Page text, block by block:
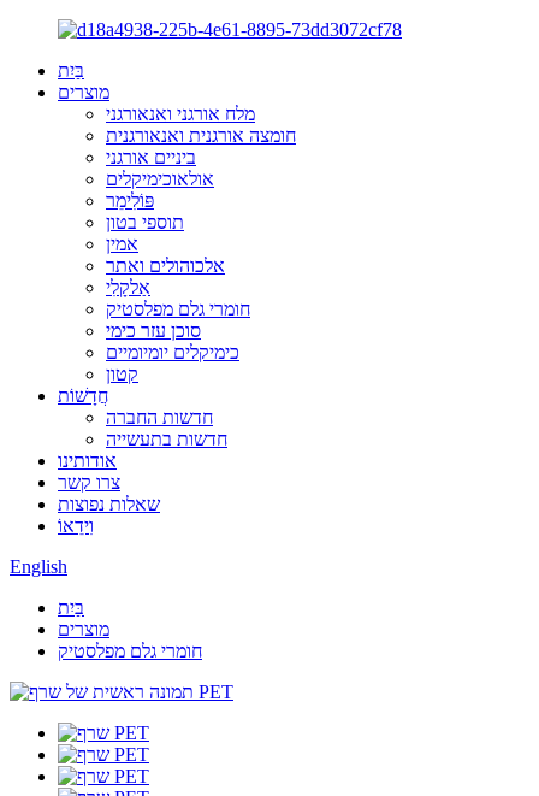
בַּיִת
מוצרים
מלח אורגני ואנאורגני
חומצה אורגנית ואנאורגנית
ביניים אורגני
אולאוכימיקלים
פּוֹלִימֵר
תוספי בטון
אמין
אלכוהולים ואתר
אַלקָלִי
חומרי גלם מפלסטיק
סוכן עזר כימי
כימיקלים יומיומיים
קטון
חֲדָשׁוֹת
חדשות החברה
חדשות בתעשייה
אודותינו
צרו קשר
שאלות נפוצות
וִידֵאוֹ
English
בַּיִת
מוצרים
חומרי גלם מפלסטיק